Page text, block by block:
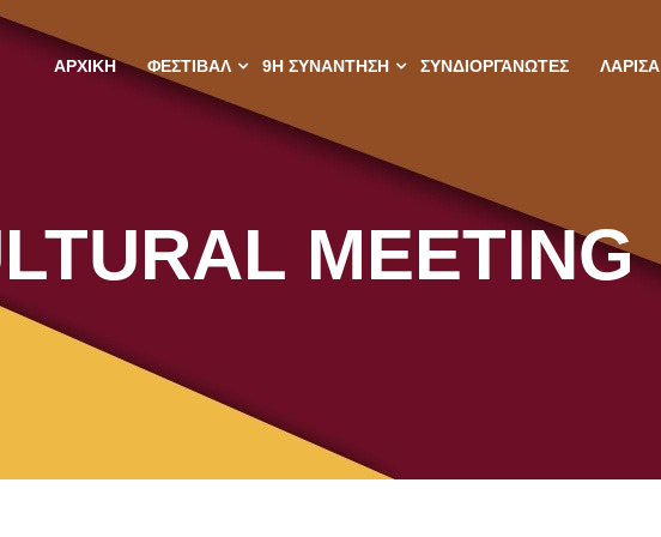
ΑΡΧΙΚΉ ΦΕΣΤΙΒΆΛ 9Η ΣΥΝΑΝΤΗΣΗ ΣΥΝΔΙΟΡΓΑΝΩΤΈΣ ΛΆΡΙΣΑ
MEETING